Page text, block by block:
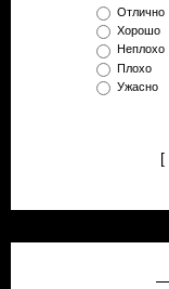
Отлично
Хорошо
Неплохо
Плохо
Ужасно
[